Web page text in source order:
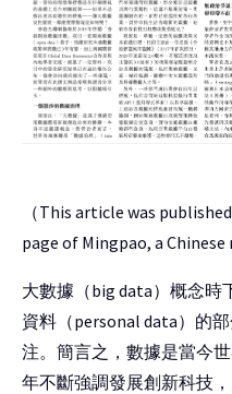
（This article was
page of Mingpao, a Chinese
大數據（big data）概念時
資料（personal data）的
注。簡言之，數據是當今
年不斷強調發展創新科技